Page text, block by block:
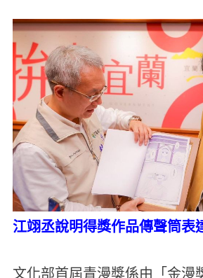
江翊丞說明得獎作品傳聲筒表
文化部首屆青漫獎係由「金漫